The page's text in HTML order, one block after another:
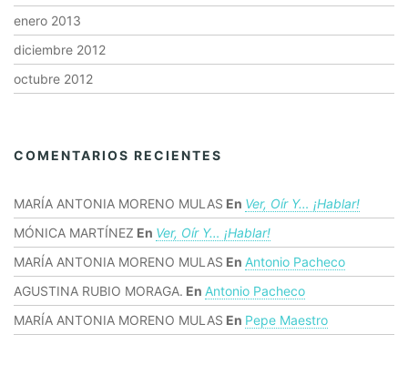
enero 2013
diciembre 2012
octubre 2012
COMENTARIOS RECIENTES
MARÍA ANTONIA MORENO MULAS En Ver, Oír Y… ¡hablar!
MÓNICA MARTÍNEZ En Ver, Oír Y… ¡hablar!
MARÍA ANTONIA MORENO MULAS En Antonio Pacheco
AGUSTINA RUBIO MORAGA. En Antonio Pacheco
MARÍA ANTONIA MORENO MULAS En Pepe Maestro